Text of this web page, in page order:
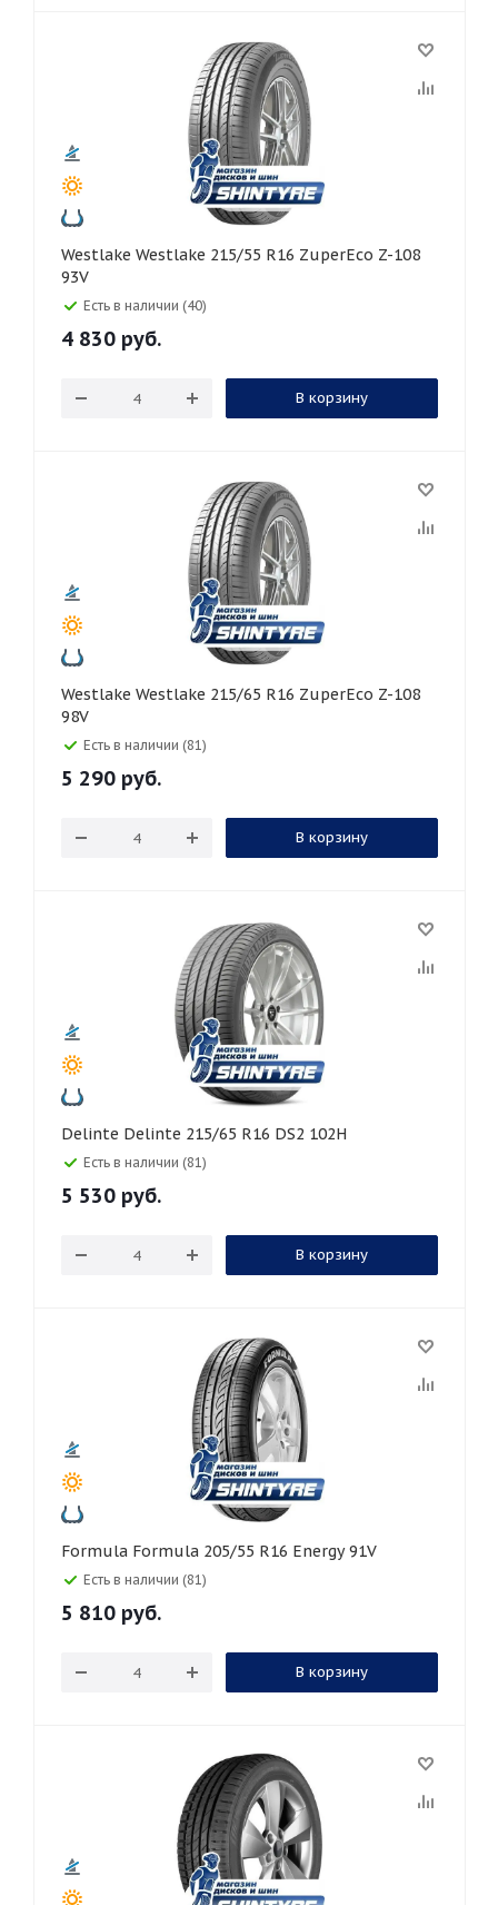
Westlake Westlake 215/55 R16 ZuperEco Z-108
93V
Есть в наличии (40)
4 830 руб.
В корзину
Westlake Westlake 215/65 R16 ZuperEco Z-108
98V
Есть в наличии (81)
5 290 руб.
В корзину
Delinte Delinte 215/65 R16 DS2 102H
Есть в наличии (81)
5 530 руб.
В корзину
Formula Formula 205/55 R16 Energy 91V
Есть в наличии (81)
5 810 руб.
В корзину